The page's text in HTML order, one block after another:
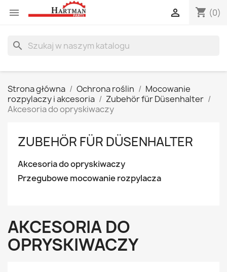
 shopping_cart (0)

search
Strona główna Ochrona roślin
Mocowanie
rozpylaczy i akcesoria
Zubehör für Düsenhalter
Akcesoria do opryskiwaczy
ZUBEHÖR FÜR DÜSENHALTER
Akcesoria do opryskiwaczy
Przegubowe mocowanie rozpylacza
AKCESORIA DO
OPRYSKIWACZY